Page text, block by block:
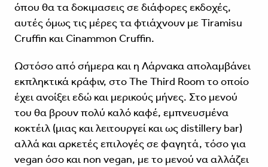
όπου θα τα δοκιμασεις σε διάφορες εκδοχές,
αυτές όμως τις μέρες τα φτιάχνουν με Tiramisu
Cruffin και Cinammon Cruffin.
Ωστόσο από σήμερα και η Λάρνακα απολαμβάνει
εκπληκτικά κράφιν, στοThe Third Roomτο οποίο
έχει ανοίξει εδώ και μερικούς μήνες. Στο μενού
του θα βρουν πολύ καλό καφέ, εμπνευσμένα
κοκτέιλ (μιας και λειτουργεί και ως distillery bar)
αλλά και αρκετές επιλογές σε φαγητά, τόσο για
vegan όσο και non vegan, με το μενού να αλλάζει